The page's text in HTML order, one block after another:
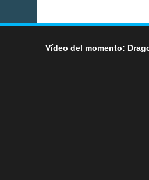
Vídeo del momento: